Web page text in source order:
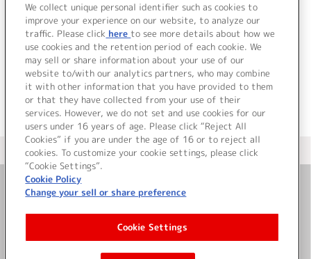
13.マブラヴ (Alternative ver.)
栗林みな実
＜ BACK
＜ カタログサイト トップページへ
お問い合わせ
サイト利用について
We collect unique personal identifier such as cookies to
improve your experience on our website, to analyze our
traffic. Please click here to see more details about how we
use cookies and the retention period of each cookie. We
may sell or share information about your use of our
website to/with our analytics partners, who may combine
it with other information that you have provided to them
or that they have collected from your use of their
services. However, we do not set and use cookies for our
users under 16 years of age. Please click “Reject All
Cookies” if you are under the age of 16 or to reject all
cookies. To customize your cookie settings, please click
“Cookie Settings”.
Cookie Policy
Change your sell or share preference
Cookie Settings